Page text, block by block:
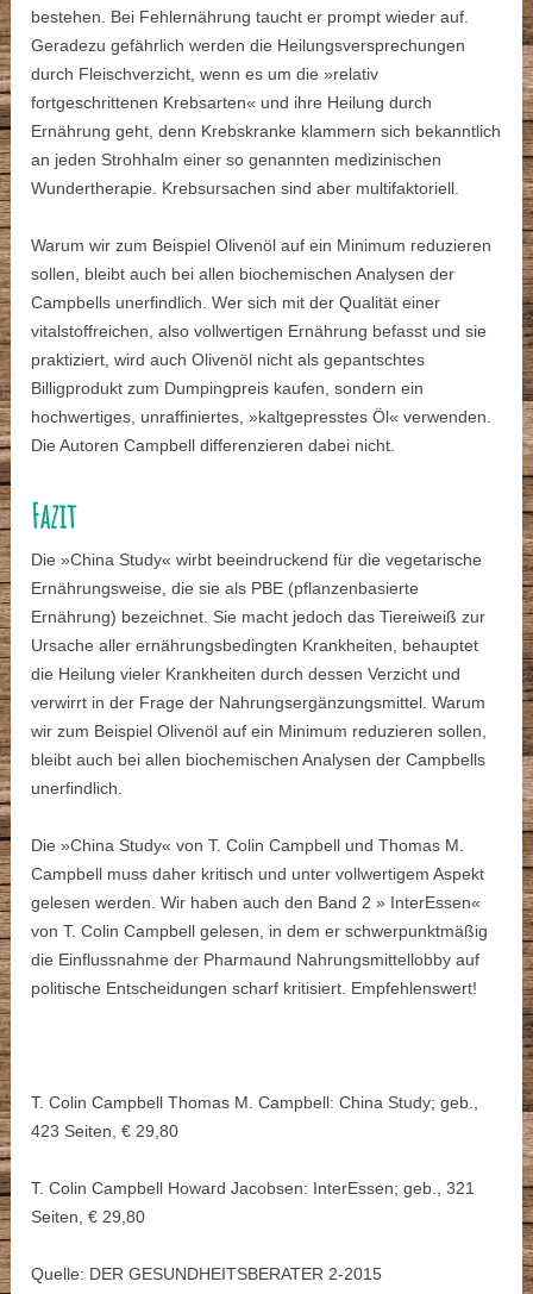
bestehen. Bei Fehlernährung taucht er prompt wieder auf.
Geradezu gefährlich werden die Heilungsversprechungen
durch Fleischverzicht, wenn es um die »relativ
fortgeschrittenen Krebsarten« und ihre Heilung durch
Ernährung geht, denn Krebskranke klammern sich bekanntlich
an jeden Strohhalm einer so genannten medizinischen
Wundertherapie. Krebsursachen sind aber multifaktoriell.
Warum wir zum Beispiel Olivenöl auf ein Minimum reduzieren
sollen, bleibt auch bei allen biochemischen Analysen der
Campbells unerfindlich. Wer sich mit der Qualität einer
vitalstoffreichen, also vollwertigen Ernährung befasst und sie
praktiziert, wird auch Olivenöl nicht als gepantschtes
Billigprodukt zum Dumpingpreis kaufen, sondern ein
hochwertiges, unraffiniertes, »kaltgepresstes Öl« verwenden.
Die Autoren Campbell differenzieren dabei nicht.
Fazit
Die »China Study« wirbt beeindruckend für die vegetarische
Ernährungsweise, die sie als PBE (pflanzenbasierte
Ernährung) bezeichnet. Sie macht jedoch das Tiereiweiß zur
Ursache aller ernährungsbedingten Krankheiten, behauptet
die Heilung vieler Krankheiten durch dessen Verzicht und
verwirrt in der Frage der Nahrungsergänzungsmittel. Warum
wir zum Beispiel Olivenöl auf ein Minimum reduzieren sollen,
bleibt auch bei allen biochemischen Analysen der Campbells
unerfindlich.
Die »China Study« von T. Colin Campbell und Thomas M.
Campbell muss daher kritisch und unter vollwertigem Aspekt
gelesen werden. Wir haben auch den Band 2 » InterEssen«
von T. Colin Campbell gelesen, in dem er schwerpunktmäßig
die Einflussnahme der Pharmaund Nahrungsmittellobby auf
politische Entscheidungen scharf kritisiert. Empfehlenswert!
T. Colin Campbell Thomas M. Campbell: China Study; geb.,
423 Seiten, € 29,80
T. Colin Campbell Howard Jacobsen: InterEssen; geb., 321
Seiten, € 29,80
Quelle: DER GESUNDHEITSBERATER 2-2015